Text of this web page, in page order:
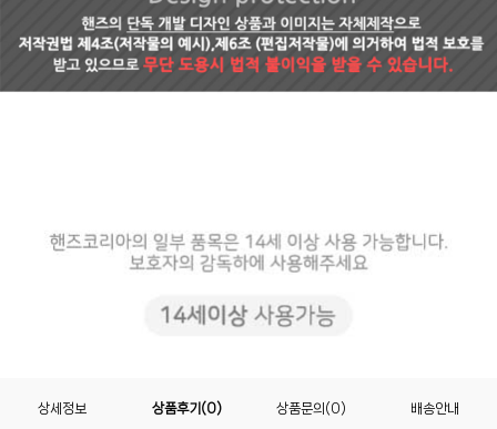
상세정보 상품후기(0) 상품문의(0) 배송안내